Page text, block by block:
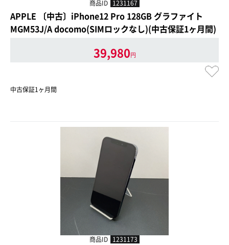
商品ID 1231167
APPLE 〔中古〕iPhone12 Pro 128GB グラファイト
MGM53J/A docomo(SIMロックなし)(中古保証1ヶ月間)
39,980円
中古保証1ヶ月間
商品ID 1231173